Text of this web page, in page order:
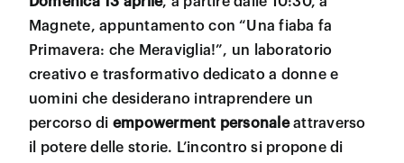
Magnete, appuntamento con “Una fiaba fa
Primavera: che Meraviglia!”, un laboratorio
creativo e trasformativo dedicato a donne e
uomini che desiderano intraprendere un
percorso di empowerment personaleattraverso
il potere delle storie. L’incontro si propone di